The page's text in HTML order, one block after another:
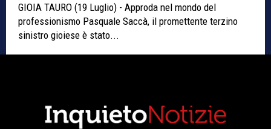
GIOIA TAURO (19 Luglio) - Approda nel mondo del
professionismo Pasquale Saccà, il promettente terzino
sinistro gioiese è stato...